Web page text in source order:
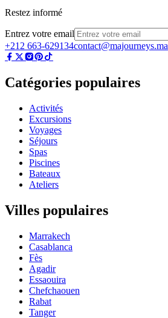
Restez informé
Entrez votre email
+212 663-629134contact@majourneys.ma
Catégories populaires
Activités
Excursions
Voyages
Séjours
Spas
Piscines
Bateaux
Ateliers
Villes populaires
Marrakech
Casablanca
Fès
Agadir
Essaouira
Chefchaouen
Rabat
Tanger